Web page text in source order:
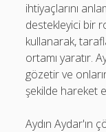
ihtiyaçlarını
destekleyici bir
kullanarak,
ortamı yaratır.
gözetir ve
şekilde hareket
Aydın Aydar'ın